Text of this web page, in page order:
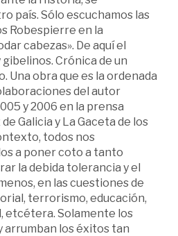
país. Sólo escuchamos las
Robespierre en la
cabezas». De aquí el
Crónica de un
Una obra que es la ordenada
del autor
y 2006 en la prensa
Galicia y La Gaceta de los
todos nos
a poner coto a tanto
la debida tolerancia y el
en las cuestiones de
terrorismo, educación,
etcétera. Solamente los
arrumban los éxitos tan